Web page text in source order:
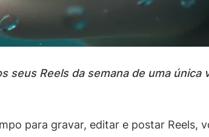
seus Reels da semana de uma
para gravar, editar e postar Reels,